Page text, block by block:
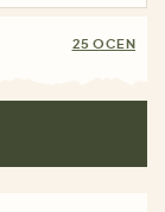
25 OCEN